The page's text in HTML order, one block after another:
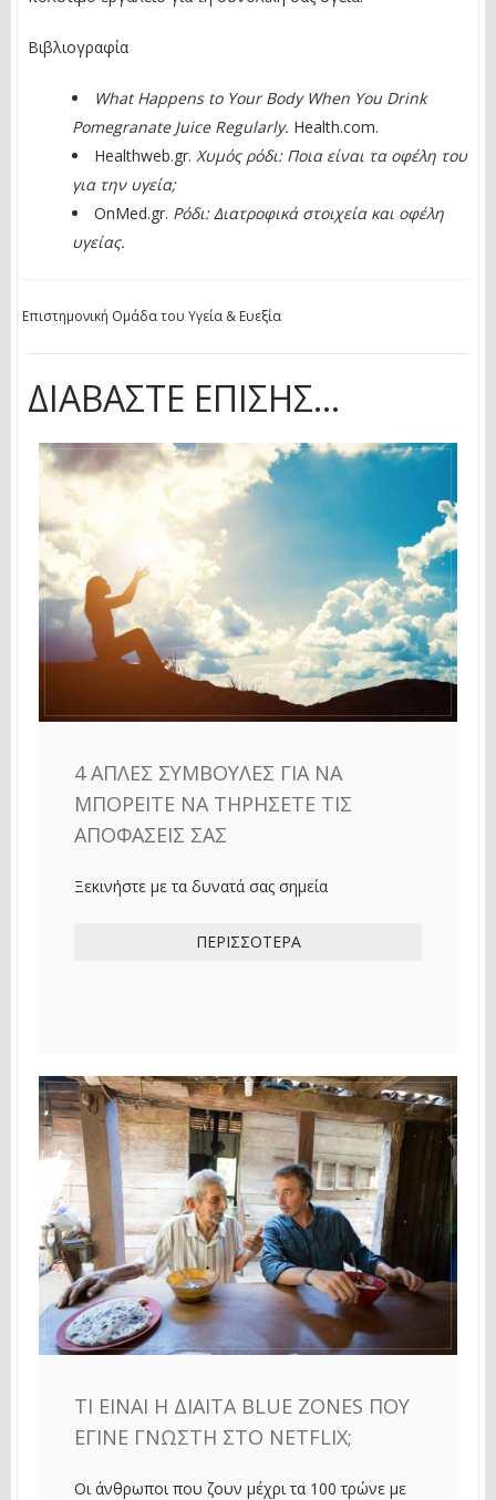
Βιβλιογραφία
What Happens to Your Body When You Drink
Pomegranate Juice Regularly. Health.com.
Healthweb.gr. Χυμός ρόδι: Ποια είναι τα οφέλη του
για την υγεία;
OnMed.gr. Ρόδι: Διατροφικά στοιχεία και οφέλη
υγείας.
Επιστημονική Ομάδα του Υγεία & Ευεξία
ΔΙΑΒΆΣΤΕ ΕΠΊΣΗΣ...
4 ΑΠΛΈΣ ΣΥΜΒΟΥΛΈΣ ΓΙΑ ΝΑ
ΜΠΟΡΕΊΤΕ ΝΑ ΤΗΡΉΣΕΤΕ ΤΙΣ
ΑΠΟΦΆΣΕΙΣ ΣΑΣ
Ξεκινήστε με τα δυνατά σας σημεία
ΠΕΡΙΣΣΌΤΕΡΑ
ΤΙ ΕΊΝΑΙ Η ΔΊΑΙΤΑ BLUE ZONES ΠΟΥ
ΈΓΙΝΕ ΓΝΩΣΤΉ ΣΤΟ NETFLIX;
Οι άνθρωποι που ζουν μέχρι τα 100 τρώνε με